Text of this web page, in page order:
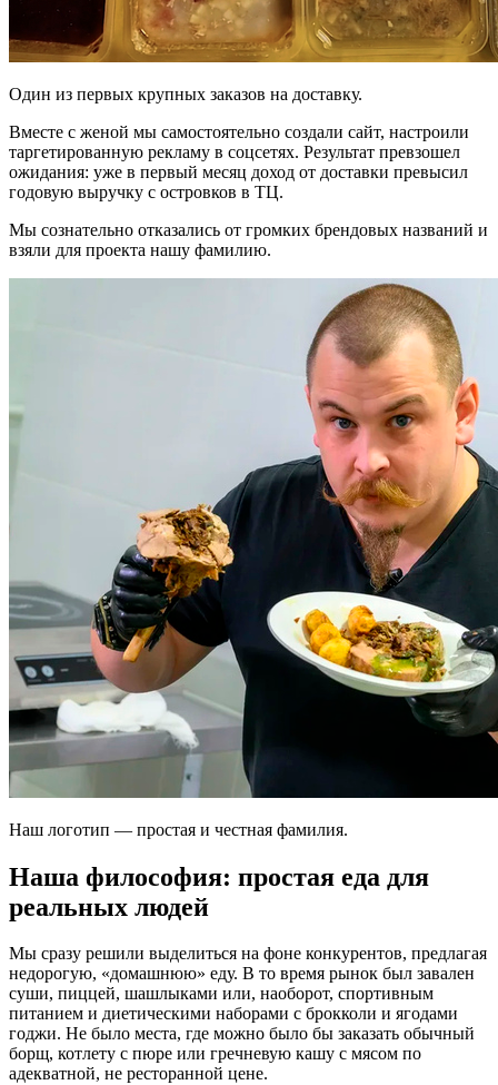
Один из первых крупных заказов на доставку.
Вместе с женой мы самостоятельно создали сайт, настроили
таргетированную рекламу в соцсетях. Результат превзошел
ожидания: уже в первый месяц доход от доставки превысил
годовую выручку с островков в ТЦ.
Мы сознательно отказались от громких брендовых названий и
взяли для проекта нашу фамилию.
Наш логотип — простая и честная фамилия.
Наша философия: простая еда для
реальных людей
Мы сразу решили выделиться на фоне конкурентов, предлагая
недорогую, «домашнюю» еду. В то время рынок был завален
суши, пиццей, шашлыками или, наоборот, спортивным
питанием и диетическими наборами с брокколи и ягодами
годжи. Не было места, где можно было бы заказать обычный
борщ, котлету с пюре или гречневую кашу с мясом по
адекватной, не ресторанной цене.